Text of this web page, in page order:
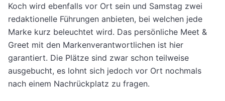
Koch wird ebenfalls vor Ort sein und Samstag zwei
redaktionelle Führungen anbieten, bei welchen jede
Marke kurz beleuchtet wird. Das persönliche Meet &
Greet mit den Markenverantwortlichen ist hier
garantiert. Die Plätze sind zwar schon teilweise
ausgebucht, es lohnt sich jedoch vor Ort nochmals
nach einem Nachrückplatz zu fragen.